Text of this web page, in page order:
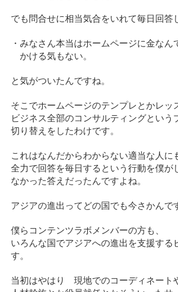
でも問合せに相当気合をいれて毎日回答
・みなさん本当はホームページに金なん
かける気もない。
と気がついたんですね。
そこでホームページのテンプレとかレッ
ビジネス全部のコンサルティングという
切り替えをしたわけです。
これはなんだからわからない適当な人に
全力で回答を毎日するという行動を僕が
なかった答えだったんですよね。
アジアの進出ってどの国でも今さかんで
僕らコンテンツラボメンバーの方も、
いろんな国でアジアへの進出を支援する
す。
当初はやはり 現地でのコーディネート